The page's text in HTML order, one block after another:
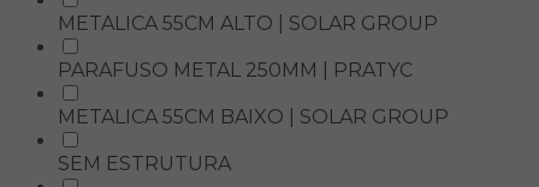
METALICA 55CM ALTO | SOLAR GROUP
PARAFUSO METAL 250MM | PRATYC
METALICA 55CM BAIXO | SOLAR GROUP
SEM ESTRUTURA